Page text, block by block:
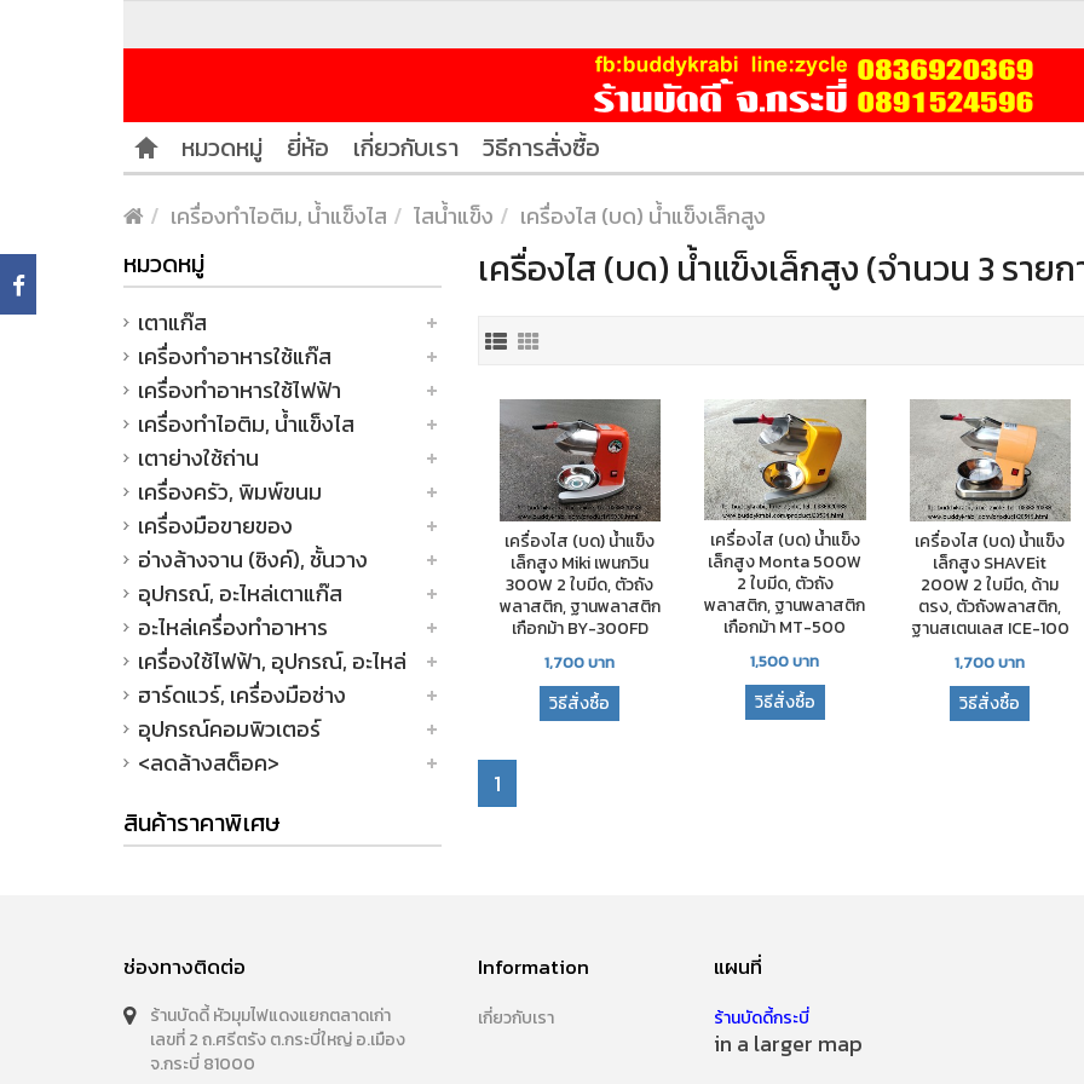
หมวดหมู่ ยี่ห้อ เกี่ยวกับเรา วิธีการสั่งซื้อ
เครื่องทำไอติม, น้ำแข็งไส ไสน้ำแข็ง เครื่องไส (บด) น้ำแข็งเล็กสูง
หมวดหมู่
เตาแก๊ส
เครื่องทำอาหารใช้แก๊ส
เครื่องทำอาหารใช้ไฟฟ้า
เครื่องทำไอติม, น้ำแข็งไส
เตาย่างใช้ถ่าน
เครื่องครัว, พิมพ์ขนม
เครื่องมือขายของ
อ่างล้างจาน (ซิงค์), ชั้นวาง
อุปกรณ์, อะไหล่เตาแก๊ส
อะไหล่เครื่องทำอาหาร
เครื่องใช้ไฟฟ้า, อุปกรณ์, อะไหล่
ฮาร์ดแวร์, เครื่องมือช่าง
อุปกรณ์คอมพิวเตอร์
<ลดล้างสต็อค>
สินค้าราคาพิเศษ
เครื่องไส (บด) น้ำแข็งเล็กสูง (จำนวน 3 รายก
เครื่องไส (บด) น้ำแข็ง
เล็กสูง Miki เพนกวิน
300W 2 ใบมีด, ตัวถัง
พลาสติก, ฐานพลาสติก
เกือกม้า BY-300FD
1,700บาท
วิธีสั่งซื้อ
เครื่องไส (บด) น้ำแข็ง
เล็กสูง Monta 500W
2 ใบมีด, ตัวถัง
พลาสติก, ฐานพลาสติก
เกือกม้า MT-500
1,500บาท
วิธีสั่งซื้อ
เครื่องไส (บด) น้ำแข็ง
เล็กสูง SHAVEit
200W 2 ใบมีด, ด้าม
ตรง, ตัวถังพลาสติก,
ฐานสเตนเลส ICE-100
1,700บาท
วิธีสั่งซื้อ
1
ช่องทางติดต่อ
ร้านบัดดี้ หัวมุมไฟแดงแยกตลาดเก่า
เลขที่ 2 ถ.ศรีตรัง ต.กระบี่ใหญ่ อ.เมือง
จ.กระบี่ 81000
Information
เกี่ยวกับเรา
แผนที่
ร้านบัดดี้กระบี่
in a larger map